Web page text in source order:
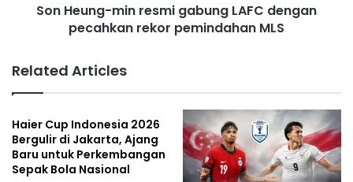
Son Heung-min resmi gabung LAFC dengan
pecahkan rekor pemindahan MLS
Related Articles
Haier Cup Indonesia 2026
Bergulir di Jakarta, Ajang
Baru untuk Perkembangan
Sepak Bola Nasional